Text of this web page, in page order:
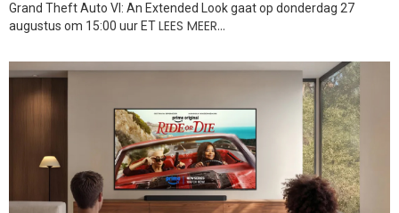
Grand Theft Auto VI: An Extended Look gaat op donderdag 27
augustus om 15:00 uur ETLEES MEER…